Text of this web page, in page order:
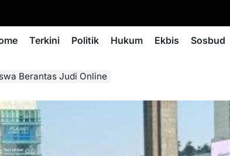
Terkini Politik Hukum Ekbis Sosbud
Berantas Judi Online